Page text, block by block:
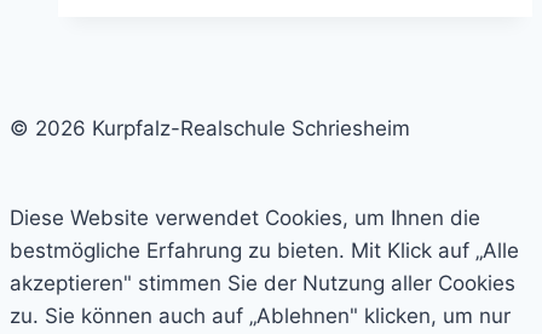
© 2026 Kurpfalz-Realschule Schriesheim
Diese Website verwendet Cookies, um Ihnen die
bestmögliche Erfahrung zu bieten. Mit Klick auf „Alle
akzeptieren" stimmen Sie der Nutzung aller Cookies
zu. Sie können auch auf „Ablehnen" klicken, um nur